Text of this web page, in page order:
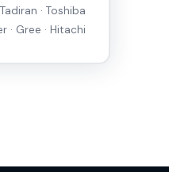
· Toshiba
· Gree · Hitachi